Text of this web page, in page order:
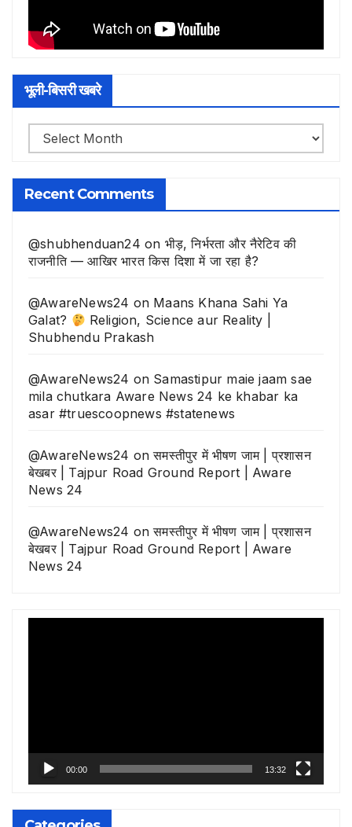
भूली-बिसरी खबरे
भूली-
बिसरी
खबरे
Recent Comments
@shubhenduan24 on भीड़, निर्भरता और नैरेटिव की
राजनीति — आखिर भारत किस दिशा में जा रहा है?
@AwareNews24 on Maans Khana Sahi Ya
Galat?
Religion, Science aur Reality |
Shubhendu Prakash
@AwareNews24 on Samastipur maie jaam sae
mila chutkara Aware News 24 ke khabar ka
asar #truescoopnews #statenews
@AwareNews24 onसमस्तीपुर में भीषण जाम | प्रशासन
बेखबर | Tajpur Road Ground Report | Aware
News 24
@AwareNews24 onसमस्तीपुर में भीषण जाम | प्रशासन
बेखबर | Tajpur Road Ground Report | Aware
News 24
00:00 13:32